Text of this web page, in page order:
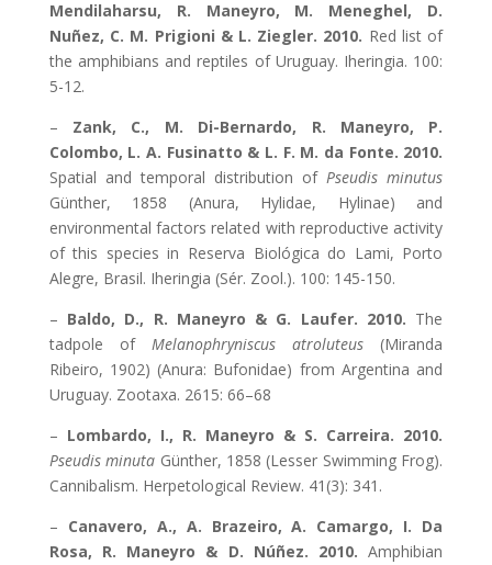
Mendilaharsu, R. Maneyro, M. Meneghel, D.
Nuñez, C. M. Prigioni & L. Ziegler. 2010. Red list of
the amphibians and reptiles of Uruguay. Iheringia. 100:
5-12.
– Zank, C., M. Di-Bernardo, R. Maneyro, P.
Colombo, L. A. Fusinatto & L. F. M. da Fonte. 2010.
Spatial and temporal distribution ofPseudis minutus
Günther, 1858 (Anura, Hylidae, Hylinae) and
environmental factors related with reproductive activity
of this species in Reserva Biológica do Lami, Porto
Alegre, Brasil. Iheringia (Sér. Zool.). 100: 145-150.
– Baldo, D., R. Maneyro & G. Laufer. 2010. The
tadpole of Melanophryniscus atroluteus (Miranda
Ribeiro, 1902) (Anura: Bufonidae) from Argentina and
Uruguay. Zootaxa. 2615: 66–68
– Lombardo, I., R. Maneyro & S. Carreira. 2010.
Pseudis minuta Günther, 1858 (Lesser Swimming Frog).
Cannibalism. Herpetological Review. 41(3): 341.
– Canavero, A., A. Brazeiro, A. Camargo, I. Da
Rosa, R. Maneyro & D. Núñez. 2010. Amphibian